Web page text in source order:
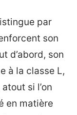
par
son
d’abord, son
à la classe L,
si l’on
en matière